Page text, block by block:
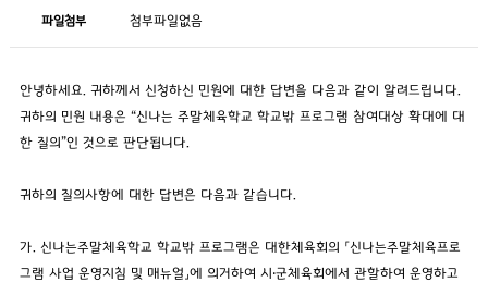
파일첨부 첨부파일없음
안녕하세요. 귀하께서 신청하신 민원에 대한 답변을 다음과 같이 알려드립니다.
귀하의 민원 내용은 “신나는 주말체육학교 학교밖 프로그램 참여대상 확대에 대
한 질의”인 것으로 판단됩니다.
귀하의 질의사항에 대한 답변은 다음과 같습니다.
가. 신나는주말체육학교 학교밖 프로그램은 대한체육회의 「신나는주말체육프로
그램 사업 운영지침 및 매뉴얼」에 의거하여 시‧군체육회에서 관할하여 운영하고